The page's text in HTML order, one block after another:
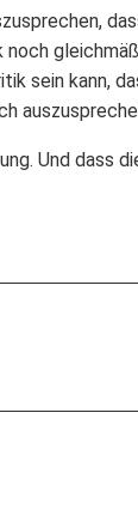
sein kann,
Und dass